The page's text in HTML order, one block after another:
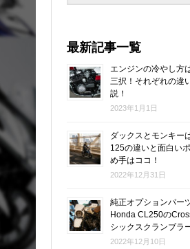
最新記事一覧
エンジンの冷やし方
三択！それぞれの違
説！
2023年1月1日
ダックスとモンキー
125の違いと面白い
め手はココ！
2022年12月31日
純正オプションパー
Honda CL250の
シックスクランブラ
2022年12月10日